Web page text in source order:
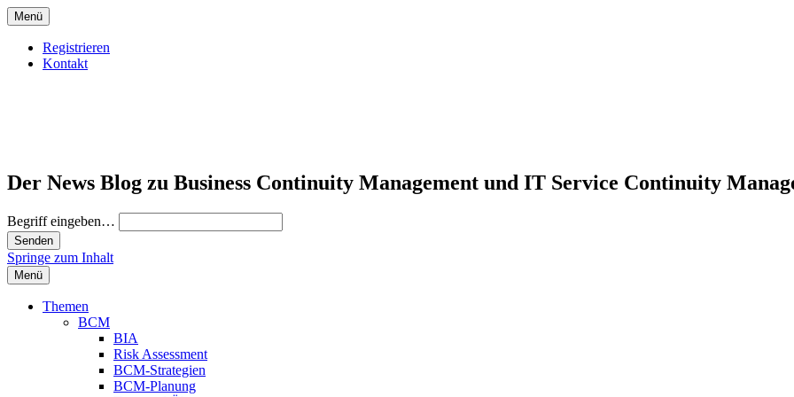
Menü
Registrieren
Kontakt
Der News Blog zu Business Continuity Management und IT Service Continuity
Begriff eingeben…
Springe zum Inhalt
Menü
Themen
BCM
BIA
Risk Assessment
BCM-Strategien
BCM-Planung